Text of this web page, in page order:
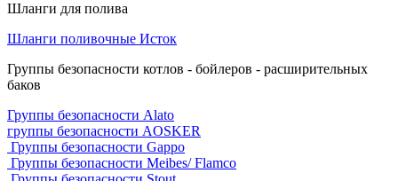
Шланги для полива
Шланги поливочные Исток
Группы безопасности котлов - бойлеров - расширительных
баков
Группы безопасности Alato
группы безопасности AOSKER
Группы безопасности Gappo
Группы безопасности Meibes/ Flamco